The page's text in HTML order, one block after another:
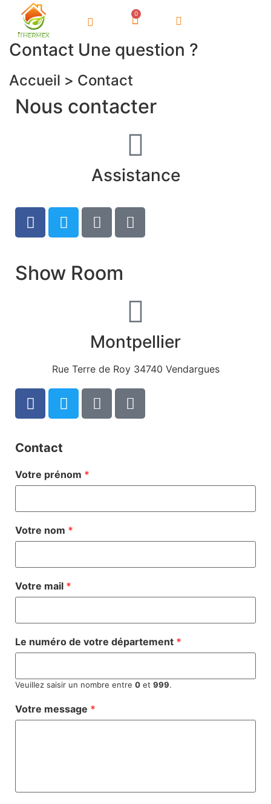
Contact Une question ?
Accueil > Contact
Nous contacter
Assistance
Show Room
Montpellier
Rue Terre de Roy 34740 Vendargues
Contact
Votre prénom *
Votre nom *
Votre mail *
Le numéro de votre département *
Veuillez saisir un nombre entre 0 et 999.
Votre message *